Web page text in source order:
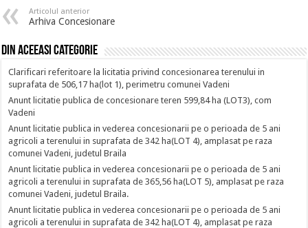
Articolul anterior
Arhiva Concesionare
Din aceeasi categorie
Clarificari referitoare la licitatia privind concesionarea terenului in
suprafata de 506,17 ha(lot 1), perimetru comunei Vadeni
Anunt licitatie publica de concesionare teren 599,84 ha (LOT3), com
Vadeni
Anunt licitatie publica in vederea concesionarii pe o perioada de 5 ani
agricoli a terenului in suprafata de 342 ha(LOT 4), amplasat pe raza
comunei Vadeni, judetul Braila
Anunt licitatie publica in vederea concesionarii pe o perioada de 5 ani
agricoli a terenului in suprafata de 365,56 ha(LOT 5), amplasat pe raza
comunei Vadeni, judetul Braila.
Anunt licitatie publica in vederea concesionarii pe o perioada de 5 ani
agricoli a terenului in suprafata de 342 ha(LOT 4), amplasat pe raza